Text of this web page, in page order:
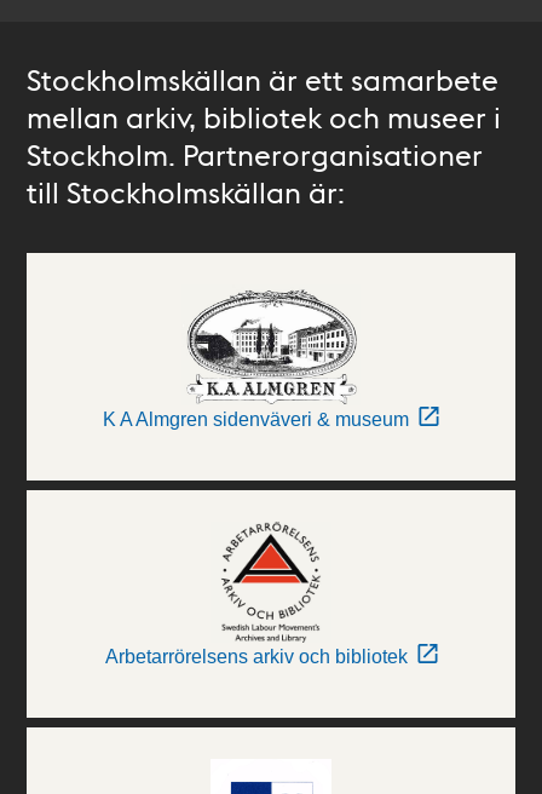
Stockholmskällan är ett samarbete
mellan arkiv, bibliotek och museer i
Stockholm. Partnerorganisationer
till Stockholmskällan är:
K A Almgren sidenväveri & museum
Arbetarrörelsens arkiv och bibliotek